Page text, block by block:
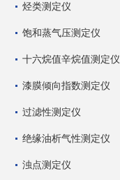
烃类测定仪
饱和蒸气压测定仪
十六烷值辛烷值测定仪
漆膜倾向指数测定仪
过滤性测定仪
绝缘油析气性测定仪
浊点测定仪